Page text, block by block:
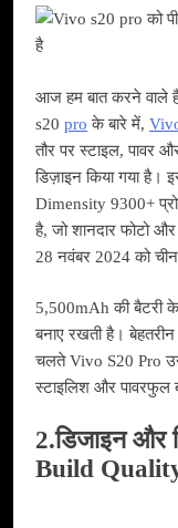
आज हम बात करने वाले
s20 pro के बारे में,
तौर पर स्टाइल, पावर
डिज़ाइन किया गया है।
Dimensity 9300+
है, जो शानदार फोटो और
28 नवंबर 2024 को
5,500mAh की बैटरी
बनाए रखती है। बेहतरीन
चलते Vivo S20 Pro
स्टाइलिश और पावरफुल
2.डिजाइन और
Build